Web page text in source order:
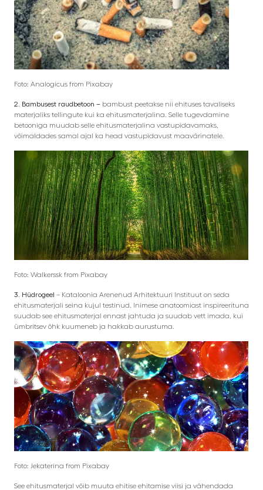
Foto: Analogicus from Pixabay
2. Bambusest raudbetoon – bambust peetakse nii ehituses tavaliseks
materjaliks tellingute kui ka ehitusmaterjalina. Selle tugevdamine
betooniga muudab selle ehitusmaterjalina vastupidavamaks,
võimaldades samal ajal ka head vastupidavust maavärinatele.
Foto: Walkerssk from Pixabay
3. Hüdrogeel – Kataloonia Arenenud Arhitektuuri Instituut on seda
ehitusmaterjali seina kujul testinud. Inimese anatoomiast inspireerituna
suudab see ehitusmaterjal ennast jahtuda ja suudab vett imada, kui
ümbritsev õhk kuumeneb ja hakkab aurustuma.
Foto: Jekaterina from Pixabay
See ehitusmaterjal võib muuta ehitise ehitamise viisi ja vähendada